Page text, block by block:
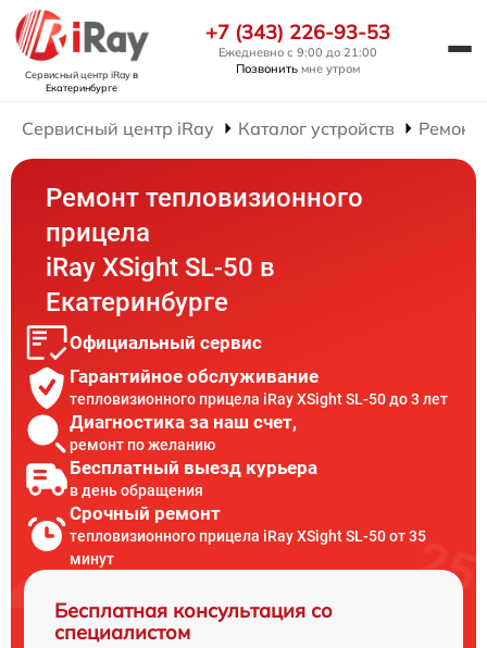
Сервисный центр iRayв
Екатеринбурге
+7 (343) 226-93-53
Ежедневно с 9:00 до 21:00
Позвонить мне утром
Сервисный центр iRay Каталог устройств Ремонт
Ремонт тепловизионного
прицела
iRay XSight SL-50 в
Екатеринбурге
Официальный сервис
Гарантийное обслуживание
тепловизионного прицела iRay XSight SL-50 до 3 лет
Диагностика за наш счет,
ремонт по желанию
Бесплатный выезд курьера
в день обращения
Срочный ремонт
тепловизионного прицела iRay XSight SL-50 от 35
минут
Бесплатная консультация со
специалистом